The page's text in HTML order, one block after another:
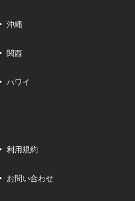
沖縄
関西
ハワイ
利用規約
お問い合わせ